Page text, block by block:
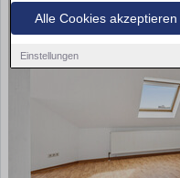
Alle Cookies akzeptieren
Einstellungen